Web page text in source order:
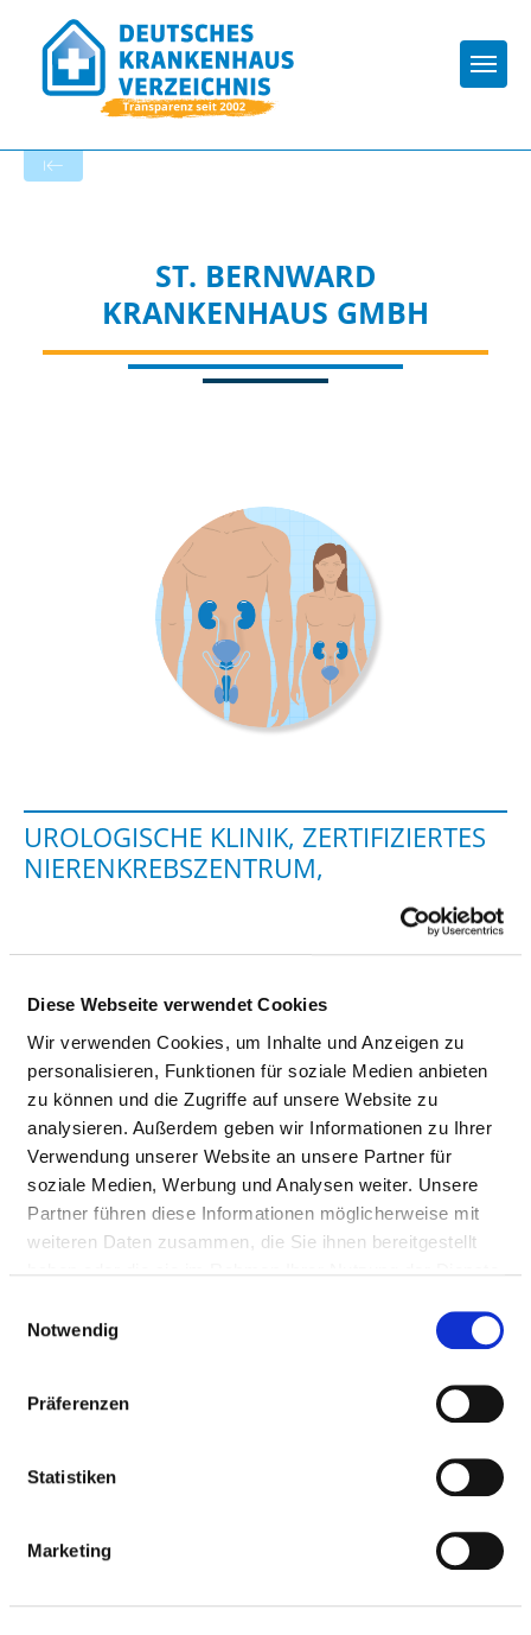
Diese Webseite verwendet Cookies
Wir verwenden Cookies, um Inhalte und Anzeigen zu
personalisieren, Funktionen für soziale Medien anbieten
zu können und die Zugriffe auf unsere Website zu
analysieren. Außerdem geben wir Informationen zu Ihrer
Verwendung unserer Website an unsere Partner für
soziale Medien, Werbung und Analysen weiter. Unsere
Partner führen diese Informationen möglicherweise mit
weiteren Daten zusammen, die Sie ihnen bereitgestellt
Notwendig
Präferenzen
Statistiken
Marketing
ST. BERNWARD
KRANKENHAUS GMBH
UROLOGISCHE KLINIK, ZERTIFIZIERTES
NIERENKREBSZENTRUM,
PROSTATAKREBSZENTRUM
Treibestraße 9
31134 Hildesheim
Tel.:05121-901415
Fax: 05121-901615
Mail:ed.shk-drawnreb@eigoloru.tairaterkes
Mit Notfallambulanz
Anfahrt
Ärztliche Leitung
Dr. med. Markus Ulbrich (Chefarzt)